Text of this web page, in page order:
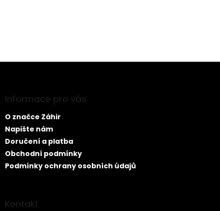
Z
aInformace pro vás
O značce Záhir
Napište nám
Doručení a platba
Obchodní podmínky
Podmínky ochrany osobních údajů
Kontakt